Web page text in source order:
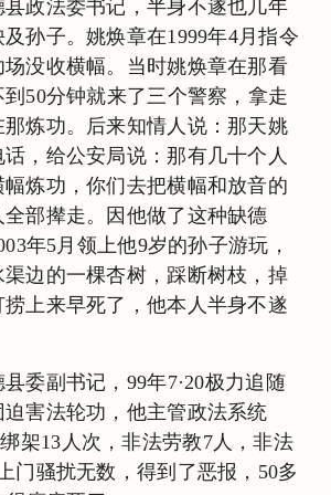
政法委书记，半身不遂也几年
孙子。姚焕章在1999年4月指令
没收横幅。当时姚焕章在那看
50分钟就来了三个警察，拿走
炼功。后来知情人说：那天姚
，给公安局说：那有几十个人
炼功，你们去把横幅和放音的
部撵走。因他做了这种缺德
年5月领上他9岁的孙子游玩，
边的一棵杏树，踩断树枝，掉
上来早死了，他本人半身不遂
委副书记，99年7·20极力追随
害法轮功，他主管政法系统
架13人次，非法劳教7人，非法
门骚扰无数，得到了恶报，50多